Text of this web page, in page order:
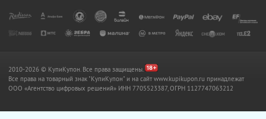
2010-2026 © КупиКупон. Все права защищены.
Все права на товарный знак "КупиКупон" и на сайт www.kupikupon.ru принадлежат
OOO «Агентство цифровых решений» ИНН 7705523387, ОГРН 1127747063212